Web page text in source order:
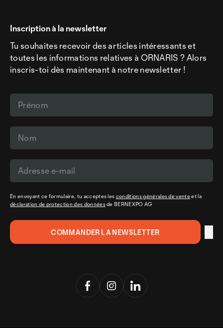
Inscription à la newsletter
Tu souhaites recevoir des articles intéressants et
toutes les informations relatives à ORNARIS ? Alors
inscris-toi dès maintenant à notre newsletter !
En envoyant ce formulaire, tu acceptes les conditions générales de venteet la
déclaration de protection des donnéesde BERNEXPO AG